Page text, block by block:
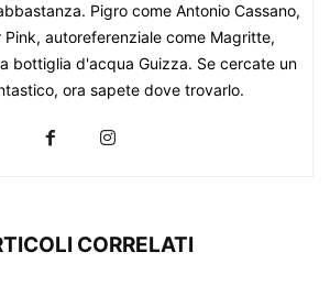
Pigro come Antonio Cassano,
Pink, autoreferenziale come Magritte,
bottiglia d'acqua Guizza. Se cercate un
ora sapete dove trovarlo.
CORRELATI